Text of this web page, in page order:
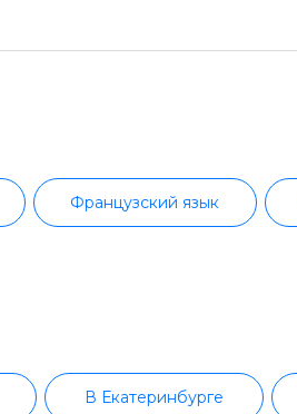
Французский язык
В Екатеринбурге